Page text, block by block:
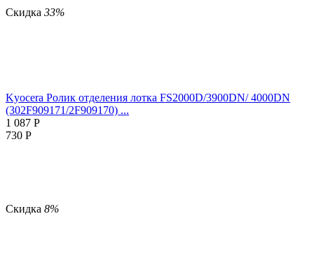
Скидка 33%
Kyocera Ролик отделения лотка FS2000D/3900DN/ 4000DN
(302F909171/2F909170) ...
1 087 Р
730 Р
Скидка 8%